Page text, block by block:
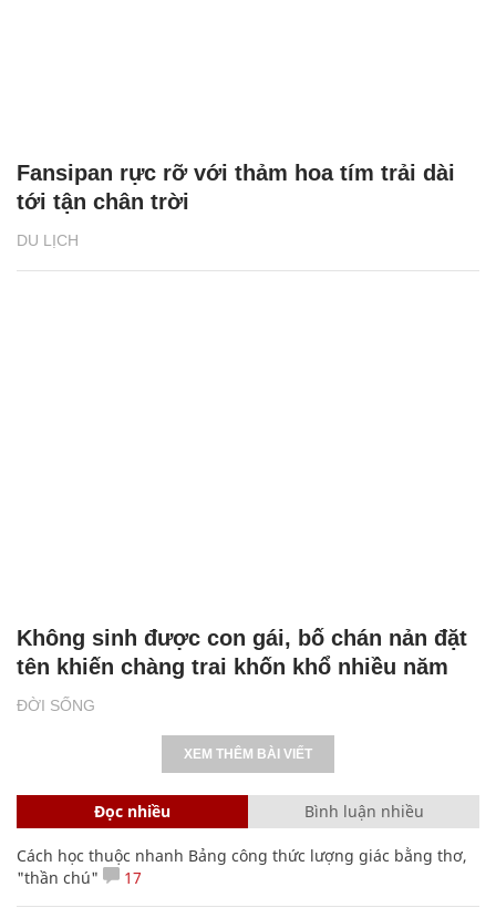
DU LỊCH
Fansipan rực rỡ với thảm hoa tím trải dài
tới tận chân trời
ĐỜI SỐNG
Không sinh được con gái, bố chán nản đặt
tên khiến chàng trai khốn khổ nhiều năm
XEM THÊM BÀI VIẾT
Đọc nhiều Bình luận nhiều
Cách học thuộc nhanh Bảng công thức lượng giác bằng thơ,
"thần chú"
17